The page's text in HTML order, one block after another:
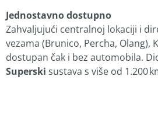
Jednostavno dostupno
Zahvaljujući centralnoj lokaciji i
vezama (Brunico, Percha, Olang),
dostupan čak i bez automobila.
Superski sustava s više od 1.200